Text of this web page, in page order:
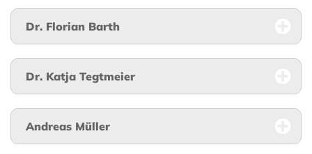
Dr. Florian Barth
Dr. Katja Tegtmeier
Andreas Müller